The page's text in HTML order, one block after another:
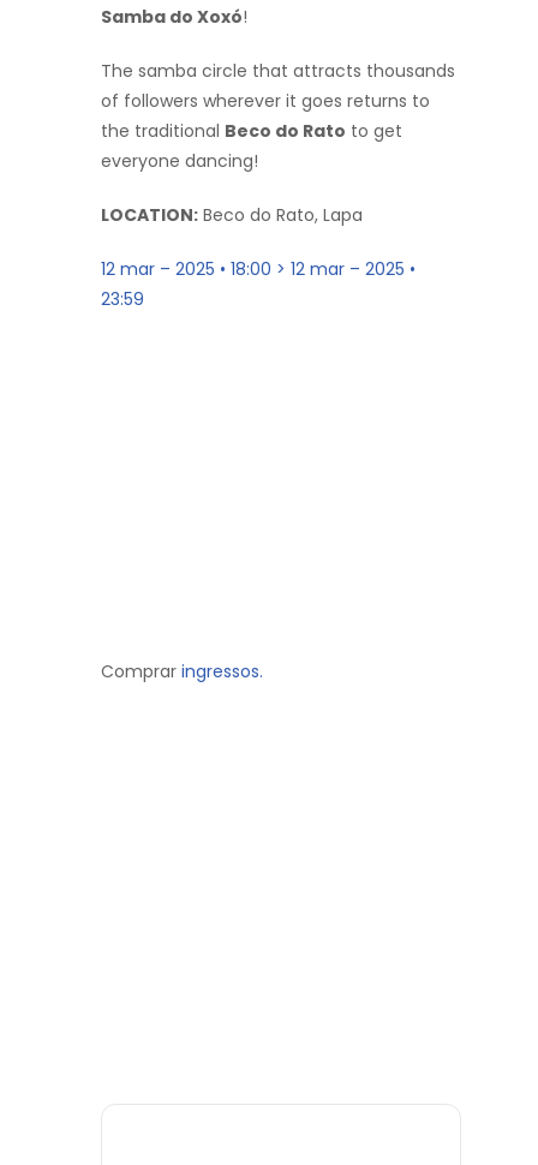
Samba do Xoxó!
The samba circle that attracts thousands
of followers wherever it goes returns to
the traditional Beco do Rato to get
everyone dancing!
LOCATION: Beco do Rato, Lapa
12 mar – 2025 • 18:00 > 12 mar – 2025 •
23:59
Comprar ingressos.